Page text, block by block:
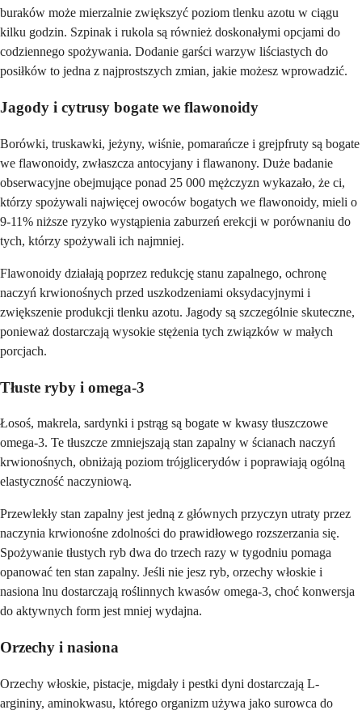
buraków może mierzalnie zwiększyć poziom tlenku azotu w ciągu
kilku godzin. Szpinak i rukola są również doskonałymi opcjami do
codziennego spożywania. Dodanie garści warzyw liściastych do
posiłków to jedna z najprostszych zmian, jakie możesz wprowadzić.
Jagody i cytrusy bogate we flawonoidy
Borówki, truskawki, jeżyny, wiśnie, pomarańcze i grejpfruty są bogate
we flawonoidy, zwłaszcza antocyjany i flawanony. Duże badanie
obserwacyjne obejmujące ponad 25 000 mężczyzn wykazało, że ci,
którzy spożywali najwięcej owoców bogatych we flawonoidy, mieli o
9-11% niższe ryzyko wystąpienia zaburzeń erekcji w porównaniu do
tych, którzy spożywali ich najmniej.
Flawonoidy działają poprzez redukcję stanu zapalnego, ochronę
naczyń krwionośnych przed uszkodzeniami oksydacyjnymi i
zwiększenie produkcji tlenku azotu. Jagody są szczególnie skuteczne,
ponieważ dostarczają wysokie stężenia tych związków w małych
porcjach.
Tłuste ryby i omega-3
Łosoś, makrela, sardynki i pstrąg są bogate w kwasy tłuszczowe
omega-3. Te tłuszcze zmniejszają stan zapalny w ścianach naczyń
krwionośnych, obniżają poziom trójglicerydów i poprawiają ogólną
elastyczność naczyniową.
Przewlekły stan zapalny jest jedną z głównych przyczyn utraty przez
naczynia krwionośne zdolności do prawidłowego rozszerzania się.
Spożywanie tłustych ryb dwa do trzech razy w tygodniu pomaga
opanować ten stan zapalny. Jeśli nie jesz ryb, orzechy włoskie i
nasiona lnu dostarczają roślinnych kwasów omega-3, choć konwersja
do aktywnych form jest mniej wydajna.
Orzechy i nasiona
Orzechy włoskie, pistacje, migdały i pestki dyni dostarczają L-
argininy, aminokwasu, którego organizm używa jako surowca do